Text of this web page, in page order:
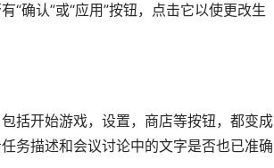
“确认”或“应用”按钮，点击它以使更改生
括开始游戏，设置，商店等按钮，都变成
务描述和会议讨论中的文字是否也已准确